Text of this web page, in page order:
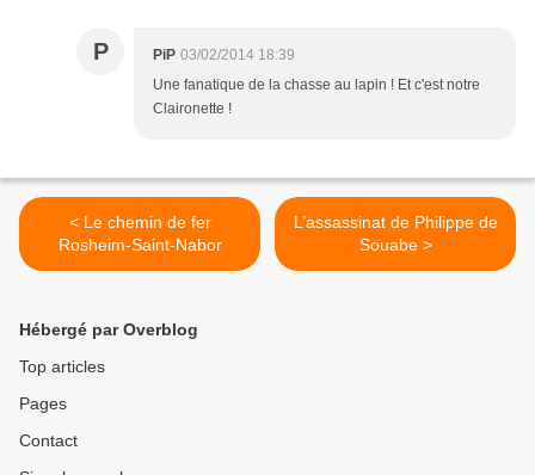
P PiP 03/02/2014 18:39
Une fanatique de la chasse au lapin ! Et c'est notre
Claironette !
< Le chemin de fer
Rosheim-Saint-Nabor
L’assassinat de Philippe de
Souabe >
Hébergé par Overblog
Top articles
Pages
Contact